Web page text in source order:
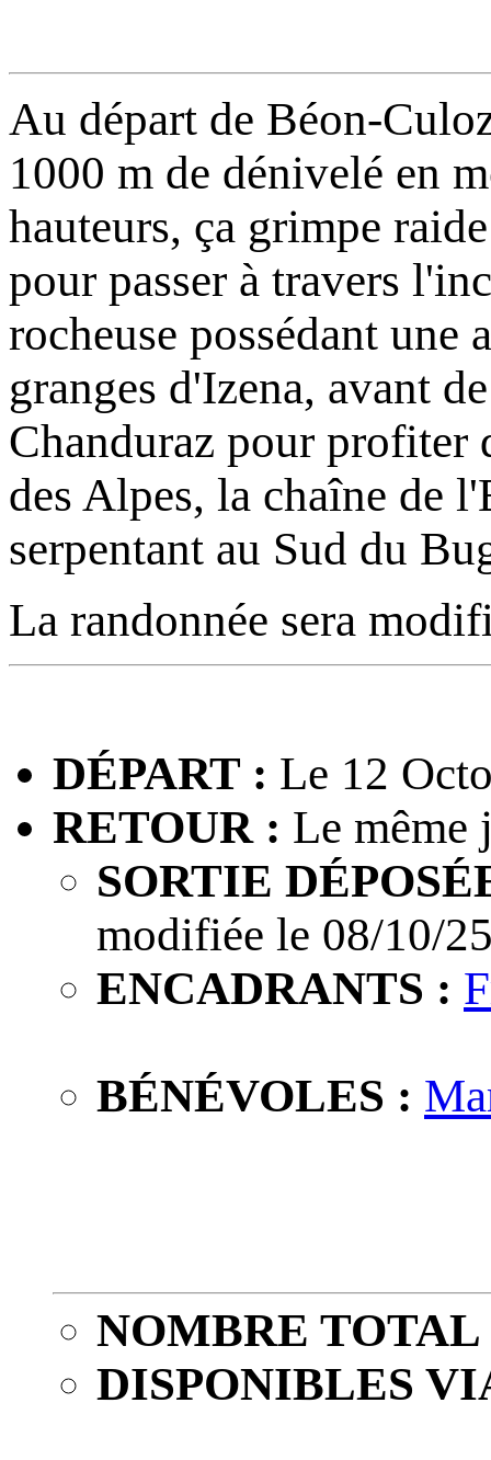
Au départ de Béon-
1000 m de dénivelé en
hauteurs, ça grimpe
pour passer à travers
rocheuse possédant une
granges d'Izena, avant
Chanduraz pour profiter
des Alpes, la chaîne de
serpentant au Sud du
La randonnée sera
DÉPART : Le 12
RETOUR : Le même
SORTIE
modifiée le 08/10/
ENCADRANTS :
BÉNÉVOLES :
NOMBRE TOTAL
DISPONIBLES